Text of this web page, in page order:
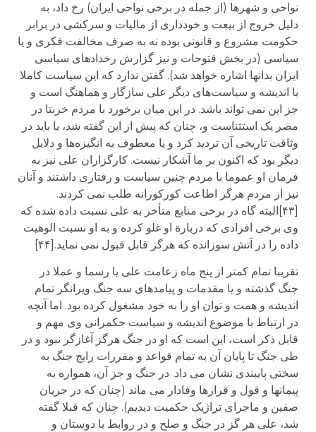
نواحی و شهرها (از جمله در برخی نواحی ایران) رخ داد، به
دلیل خروج از بیعت و خودداری از مالیات و سرکشی در برابر
حکومت مشروع و قانونی بوده نه به صرف مخالفت فکری و یا
سیاسی (در بخش فتوحات و نیز گزارش رخدادهای سیاسی
ایران بدانها اشاره خواهد شد). گفتن ندارد که این سیاست کاملا
با اندیشه و سیاست‌های دیگر علی سازگار و هماهنگ است و
جز این نمی تواند باشد. در این میان برخورد با مردم خربتا در
مصر یک استثناست و، چنان که پیش از این گفته شد، یا باید در
وثاقت تاریخی آن تردید کرد و یا معطوف به انگیزه‌ها و دلایل
دیگر بود که اکنون بر ما آشکار نیست. کارگزاران علی نیز به
فرمان او عموما با مردم چنین سیاست و رفتاری داشتند و آنان
نیز از مردم هرگز اطاعت کورکورانه طلب نمی کردند.
[۴۳]البته گاه در برخی منابع متأخر به علی نسبت داده شده که
وی برخی افرادی که دربارة او غلو کرده و به او نسبت الوهیت
داده را در آتش سوزانده که هرگز قابل قبول نمی نماید.[۴۴]
تقریبا تمام کمتر از پنج ماه زعامت علی یا رسما و عملا در
جنگ گذشته و یا مقدمات و پیامدهای سه جنگ ویرانگر تمام
اندیشه و همت و توان او را به خود مشغول کرده بود. اما آنچه
در ارتباط با موضوع اندیشه و سیاست حکمرانی وی مهم و
قابل ذکر است، این است که او در جنگ هرگز آغازگر نبود و در
طی جنگ تا پایان آن به تمام قواعد و مقررات رایج جنگ به
سختی پایبندی نشان می داد. در جنگ و جز آن، همواره به
پیمانها و قول و قرارها وفادار می ماند (چنان که در جریان
صفین و ماجرای تراژیک حکمیت دیدیم). چنان که قبلا گفته
شد، علی هر گز در جنگ و صلح و در روابط با دوستان و